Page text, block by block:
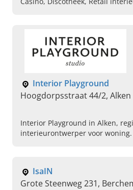
Interior Playground
Hoogdorpsstraat 44/2, Alken
Interior Playground in Alken,
interieurontwerper voor
IsaIN
Grote Steenweg 231,